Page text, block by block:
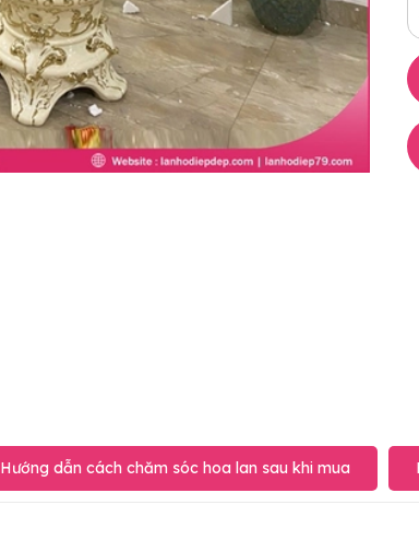
Hướng dẫn cách chăm sóc hoa lan sau khi mua